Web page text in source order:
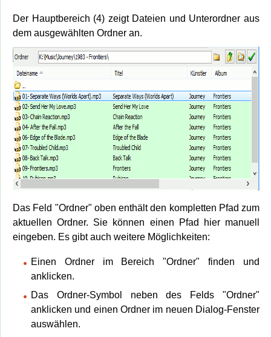
Der Hauptbereich (4) zeigt Dateien und Unterordner aus
dem ausgewählten Ordner an.
Das Feld "Ordner" oben enthält den kompletten Pfad zum
aktuellen Ordner. Sie können einen Pfad hier manuell
eingeben. Es gibt auch weitere Möglichkeiten:
Einen Ordner im Bereich "Ordner" finden und
anklicken.
Das Ordner-Symbol neben des Felds "Ordner"
anklicken und einen Ordner im neuen Dialog-Fenster
auswählen.